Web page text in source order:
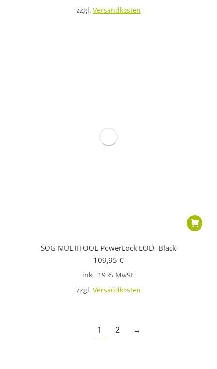
zzgl. Versandkosten
SOG MULTITOOL PowerLock EOD- Black
109,95 €
inkl. 19 % MwSt.
zzgl. Versandkosten
1 2 →